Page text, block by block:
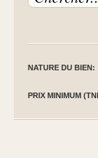
NATURE DU BIEN:
PRIX MINIMUM